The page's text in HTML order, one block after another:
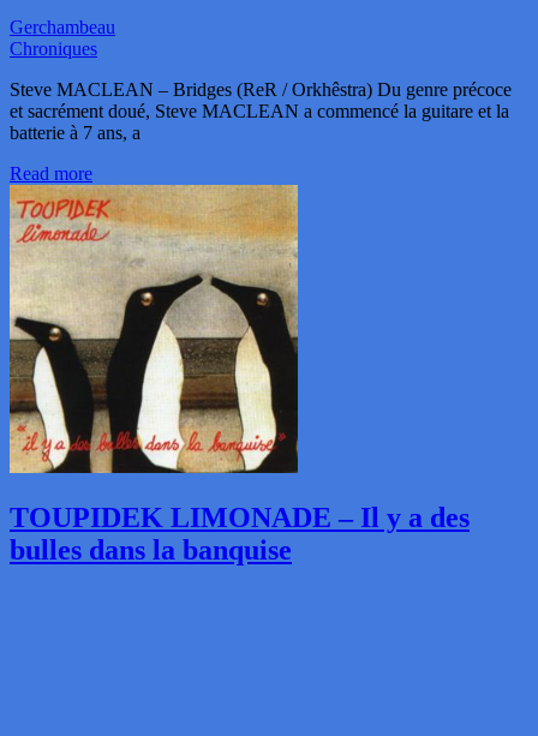
Gerchambeau
Chroniques
Steve MACLEAN – Bridges (ReR / Orkhêstra) Du genre précoce
et sacrément doué, Steve MACLEAN a commencé la guitare et la
batterie à 7 ans, a
Read more
TOUPIDEK LIMONADE – Il y a des
bulles dans la banquise